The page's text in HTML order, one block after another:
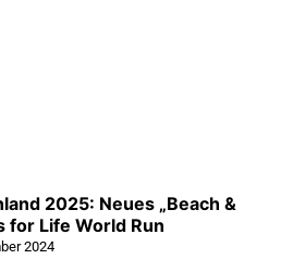
2025: Neues „Beach &
for Life World Run
2024